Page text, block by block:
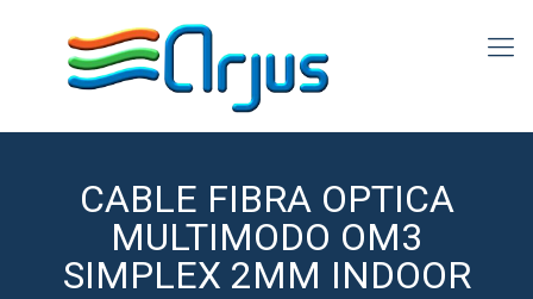
CABLE FIBRA OPTICA
MULTIMODO OM3
SIMPLEX 2MM INDOOR